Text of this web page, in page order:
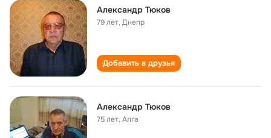
Александр Тюков
79 лет,Днепр
Добавить в друзья
Александр Тюков
75 лет,Алга